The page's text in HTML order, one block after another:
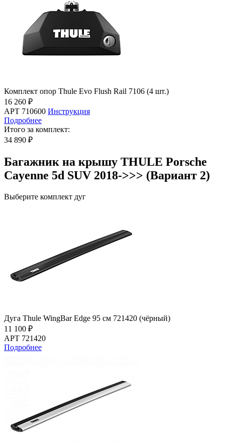
Комплект опор Thule Evo Flush Rail 7106 (4 шт.)
16 260 ₽
АРТ 710600 Инструкция
Подробнее
Итого за комплект:
34 890 ₽
Багажник на крышу THULE Porsche
Cayenne 5d SUV 2018->>> (Вариант 2)
Выберите комплект дуг
Дуга Thule WingBar Edge 95 см 721420 (чёрный)
11 100 ₽
АРТ 721420
Подробнее